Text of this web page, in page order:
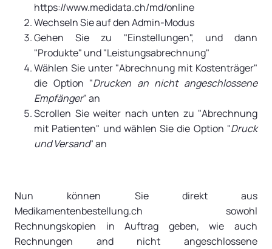
https://www.medidata.ch/md/online
Wechseln Sie auf den Admin-Modus
Gehen Sie zu "Einstellungen", und dann
"Produkte" und "Leistungsabrechnung"
Wählen Sie unter "Abrechnung mit Kostenträger"
die Option "Drucken an nicht angeschlossene
Empfänger" an
Scrollen Sie weiter nach unten zu "Abrechnung
mit Patienten" und wählen Sie die Option "Druck
und Versand" an
Nun können Sie direkt aus
Medikamentenbestellung.ch sowohl
Rechnungskopien in Auftrag geben, wie auch
Rechnungen and nicht angeschlossene